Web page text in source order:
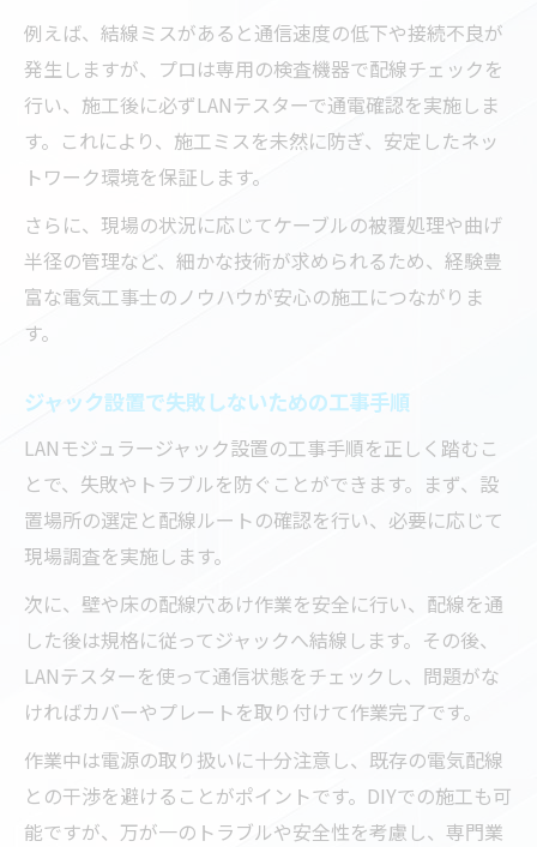
例えば、結線ミスがあると通信速度の低下や接続不良が
発生しますが、プロは専用の検査機器で配線チェックを
行い、施工後に必ずLANテスターで通電確認を実施しま
す。これにより、施工ミスを未然に防ぎ、安定したネッ
トワーク環境を保証します。
さらに、現場の状況に応じてケーブルの被覆処理や曲げ
半径の管理など、細かな技術が求められるため、経験豊
富な電気工事士のノウハウが安心の施工につながりま
す。
ジャック設置で失敗しないための工事手順
LANモジュラージャック設置の工事手順を正しく踏むこ
とで、失敗やトラブルを防ぐことができます。まず、設
置場所の選定と配線ルートの確認を行い、必要に応じて
現場調査を実施します。
次に、壁や床の配線穴あけ作業を安全に行い、配線を通
した後は規格に従ってジャックへ結線します。その後、
LANテスターを使って通信状態をチェックし、問題がな
ければカバーやプレートを取り付けて作業完了です。
作業中は電源の取り扱いに十分注意し、既存の電気配線
との干渉を避けることがポイントです。DIYでの施工も可
能ですが、万が一のトラブルや安全性を考慮し、専門業